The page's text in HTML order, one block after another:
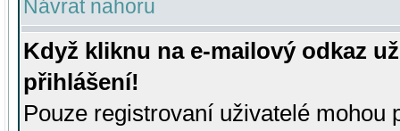
Návrat nahoru
Když kliknu na e-mailový odkaz
přihlášení!
Pouze registrovaní uživatelé mohou